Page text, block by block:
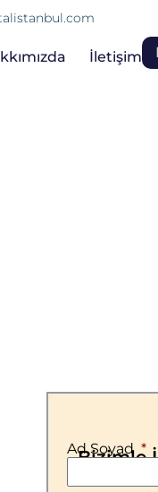
İletişim
Bizimle
Ad Soyad